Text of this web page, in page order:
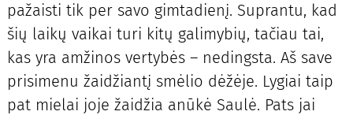
pažaisti tik per savo gimtadienį. Suprantu, kad
šių laikų vaikai turi kitų galimybių, tačiau tai,
kas yra amžinos vertybės – nedingsta. Aš save
prisimenu žaidžiantį smėlio dėžėje. Lygiai taip
pat mielai joje žaidžia anūkė Saulė. Pats jai